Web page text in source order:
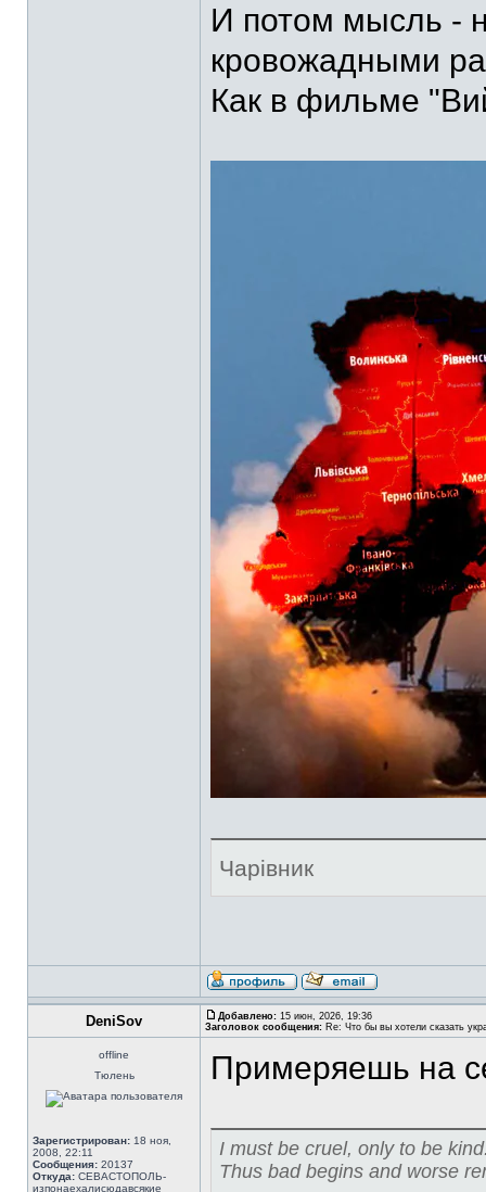
И потом мысль -
кровожадными
Как в фильме
Чарівник
DeniSov Добавлено: 15 июн, 2026, 19:36
Заголовок сообщения: Re: Что бы вы хотели сказать
offline
Тюлень
Зарегистрирован: 18 ноя,
2008, 22:11
Сообщения: 20137
Откуда: СЕВАСТОПОЛЬ-
изпонаехалисюдавсякие
Примеряешь на
I must be cruel, only to be
Thus bad begins and worse